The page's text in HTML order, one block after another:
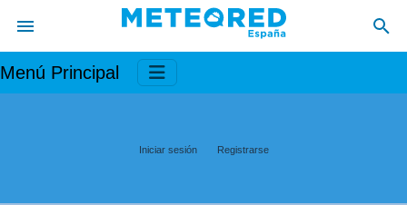
Menú Principal
Iniciar sesión Registrarse